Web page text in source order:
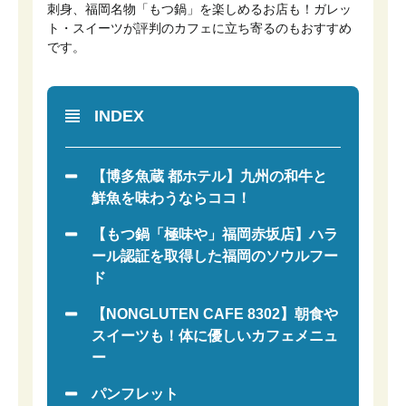
刺身、福岡名物「もつ鍋」を楽しめるお店も！ガレッ
ト・スイーツが評判のカフェに立ち寄るのもおすすめ
です。
INDEX
【博多魚蔵 都ホテル】九州の和牛と
鮮魚を味わうならココ！
【もつ鍋「極味や」福岡赤坂店】ハラ
ール認証を取得した福岡のソウルフー
ド
【NONGLUTEN CAFE 8302】朝食や
スイーツも！体に優しいカフェメニュ
ー
パンフレット